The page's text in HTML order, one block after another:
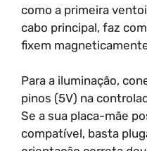
como a primeira
cabo principal, faz
fixem
Para a iluminação,
pinos (5V) na
Se a sua placa-mãe
compatível, basta